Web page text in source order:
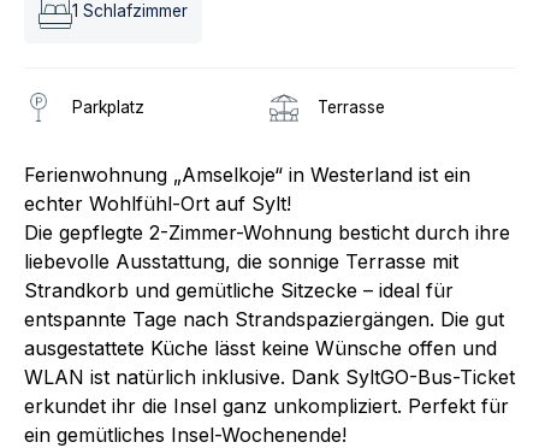
1 Schlafzimmer
Parkplatz Terrasse
Ferienwohnung „Amselkoje“ in Westerland ist ein
echter Wohlfühl-Ort auf Sylt!
Die gepflegte 2-Zimmer-Wohnung besticht durch ihre
liebevolle Ausstattung, die sonnige Terrasse mit
Strandkorb und gemütliche Sitzecke – ideal für
entspannte Tage nach Strandspaziergängen. Die gut
ausgestattete Küche lässt keine Wünsche offen und
WLAN ist natürlich inklusive. Dank SyltGO-Bus-Ticket
erkundet ihr die Insel ganz unkompliziert. Perfekt für
ein gemütliches Insel-Wochenende!